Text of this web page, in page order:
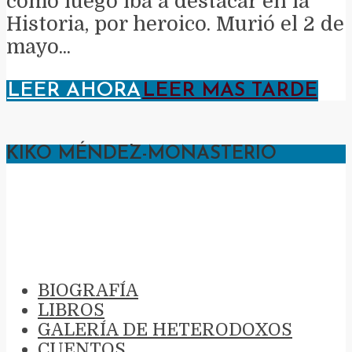
Historia, por heroico. Murió el 2 de
mayo...
LEER AHORA LEER MAS TARDE
KIKO MÉNDEZ-MONASTERIO
BIOGRAFÍA
LIBROS
GALERÍA DE HETERODOXOS